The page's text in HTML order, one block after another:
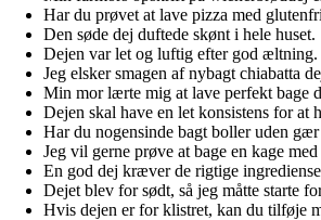
Har du prøvet at lave pizza med
Den søde dej duftede skønt i hele huset.
Dejen var let og luftig efter god æltning.
Jeg elsker smagen af nybagt chiabatta
Min mor lærte mig at lave perfekt bage
Dejen skal have en let konsistens for at
Har du nogensinde bagt boller uden
Jeg vil gerne prøve at bage en kage
En god dej kræver de rigtige
Dejet blev for sødt, så jeg måtte starte
Hvis dejen er for klistret, kan du tilføje